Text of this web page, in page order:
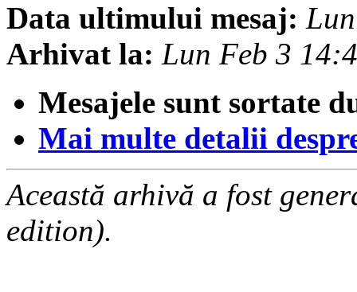
Data ultimului mesaj:
Arhivat la: Lun Feb 3
Mesajele sunt sortate
Mai multe detalii
Această arhivă a fost
edition).